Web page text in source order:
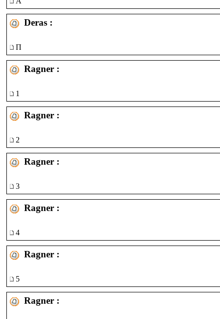
Deras :
П
Ragner :
1
Ragner :
2
Ragner :
3
Ragner :
4
Ragner :
5
Ragner :